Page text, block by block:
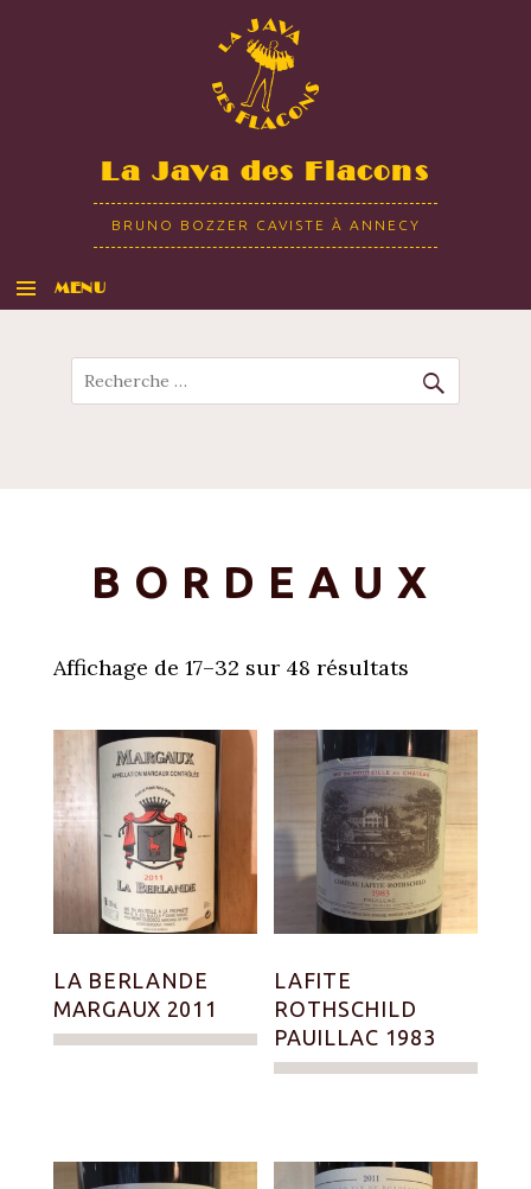
La Java des Flacons
BRUNO BOZZER CAVISTE À ANNECY
MENU
Recherche
BORDEAUX
Affichage de 17–32 sur 48 résultats
LA BERLANDE
MARGAUX 2011
LAFITE
ROTHSCHILD
PAUILLAC 1983